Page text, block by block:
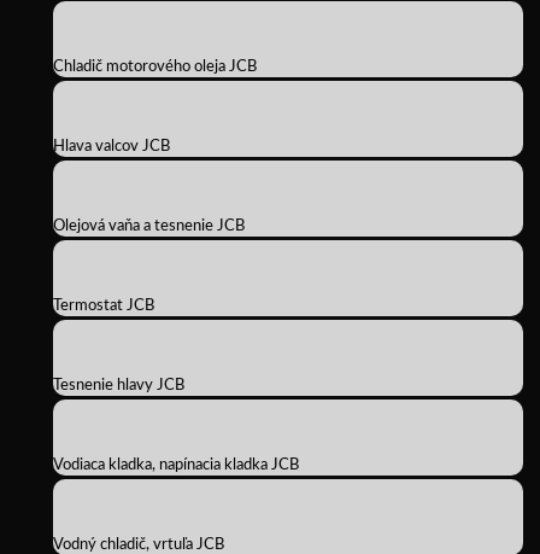
Chladič motorového oleja JCB
Hlava valcov JCB
Olejová vaňa a tesnenie JCB
Termostat JCB
Tesnenie hlavy JCB
Vodiaca kladka, napínacia kladka JCB
Vodný chladič, vrtuľa JCB